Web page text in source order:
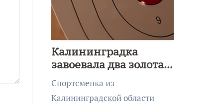
Калининградка
завоевала два золота
первенства Азии по
метанию ножа
Спортсменка из
Калининградской области